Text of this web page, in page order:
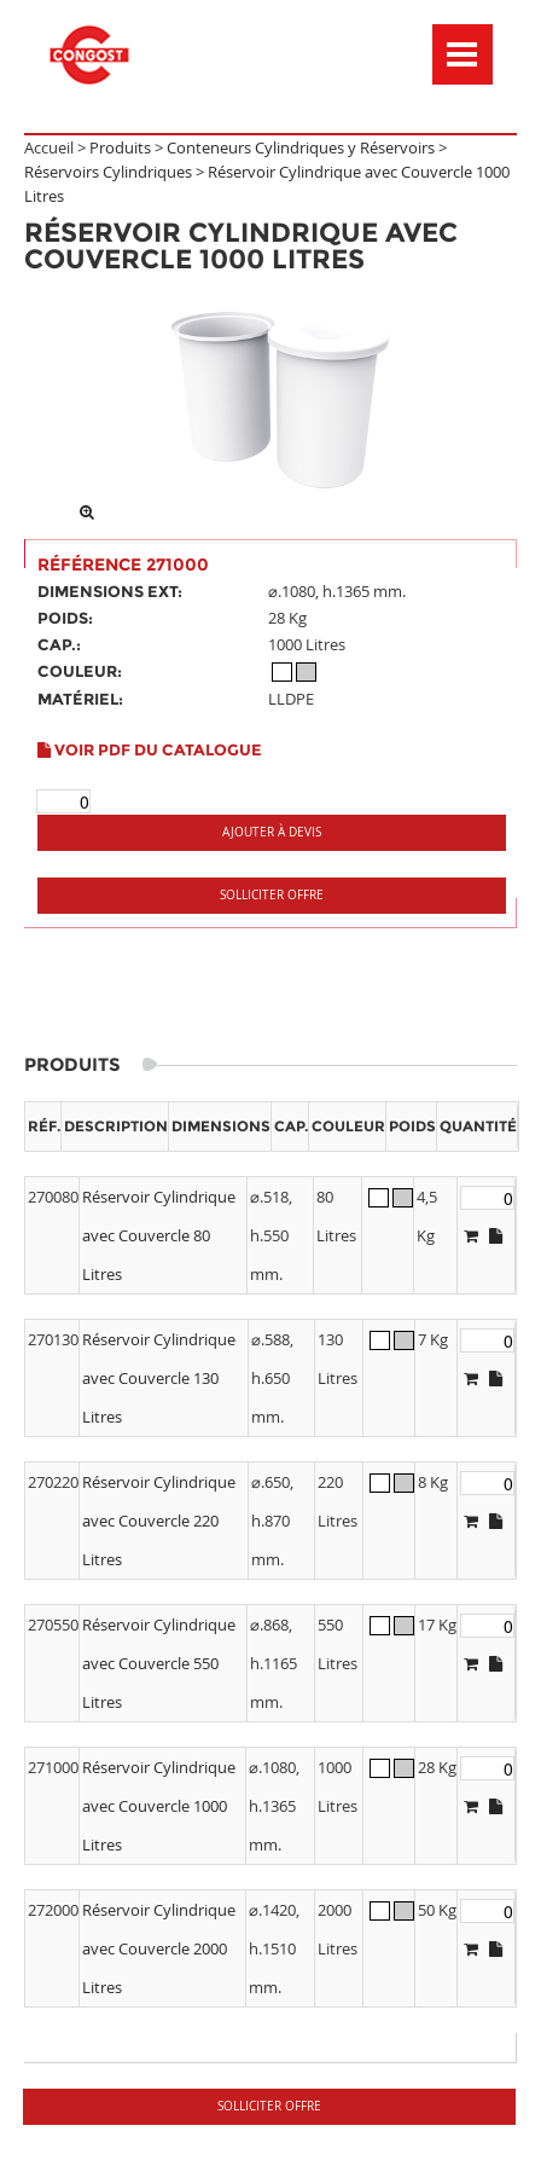
Accueil > Produits>Conteneurs Cylindriques y Réservoirs>
Réservoirs Cylindriques> Réservoir Cylindrique avec Couvercle 1000
Litres
RÉSERVOIR CYLINDRIQUE AVEC
COUVERCLE 1000 LITRES
RÉFÉRENCE 271000
DIMENSIONS EXT: ⌀.1080, h.1365 mm.
POIDS: 28 Kg
CAP.: 1000 Litres
COULEUR:
MATÉRIEL:
LLDPE
VOIR PDF DU CATALOGUE
AJOUTER À DEVIS
SOLLICITER OFFRE
PRODUITS
RÉF. DESCRIPTION DIMENSIONS CAP. COULEUR POIDS QUANTITÉ
270080 Réservoir Cylindrique
avec Couvercle 80
Litres
⌀.518,
h.550
mm.
80
Litres
4,5
Kg
270130 Réservoir Cylindrique
avec Couvercle 130
Litres
⌀.588,
h.650
mm.
130
Litres
7 Kg
270220 Réservoir Cylindrique
avec Couvercle 220
Litres
⌀.650,
h.870
mm.
220
Litres
8 Kg
270550 Réservoir Cylindrique
avec Couvercle 550
Litres
⌀.868,
h.1165
mm.
550
Litres
17 Kg
271000 Réservoir Cylindrique
avec Couvercle 1000
Litres
⌀.1080,
h.1365
mm.
1000
Litres
28 Kg
272000 Réservoir Cylindrique
avec Couvercle 2000
Litres
⌀.1420,
h.1510
mm.
2000
Litres
50 Kg
SOLLICITER OFFRE